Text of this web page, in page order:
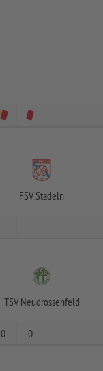
FSV Stadeln
- -
TSV Neudrossenfeld
0 0